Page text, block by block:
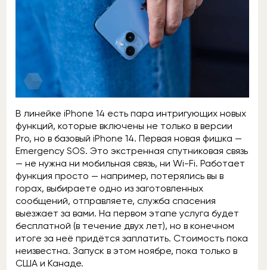
В линейке iPhone 14 есть пара интригующих новых
функций, которые включены не только в версии
Pro, но в базовый iPhone 14. Первая новая фишка —
Emergency SOS. Это экстренная спутниковая связь
— не нужна ни мобильная связь, ни Wi-Fi. Работает
функция просто — например, потерялись вы в
горах, выбираете одно из заготовленных
сообщений, отправляете, служба спасения
выезжает за вами. На первом этапе услуга будет
бесплатной (в течение двух лет), но в конечном
итоге за неё придётся заплатить. Стоимость пока
неизвестна. Запуск в этом ноябре, пока только в
США и Канаде.